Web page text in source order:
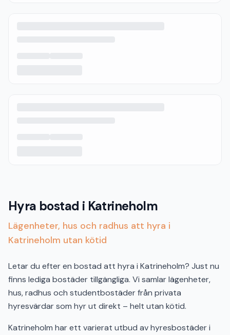
Hyra bostad i Katrineholm
Lägenheter, hus och radhus att hyra i
Katrineholm utan kötid
Letar du efter en bostad att hyra i Katrineholm? Just nu
finns lediga bostäder tillgängliga. Vi samlar lägenheter,
hus, radhus och studentbostäder från privata
hyresvärdar som hyr ut direkt – helt utan kötid.
Katrineholm har ett varierat utbud av hyresbostäder i